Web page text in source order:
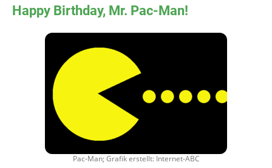
Happy Birthday, Mr. Pac-Man!
Pac-Man; Grafik erstellt: Internet-ABC